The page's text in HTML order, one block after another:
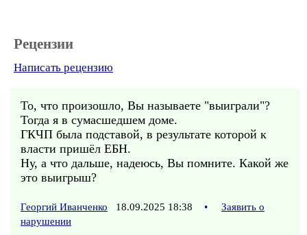
Рецензии
Написать рецензию
То, что произошло, Вы называете "выиграли"?
Тогда я в сумасшедшем доме.
ГКЧП была подставой, в результате которой к
власти пришёл ЕБН.
Ну, а что дальше, надеюсь, Вы помните. Какой же
это выигрыш?
Георгий Иванченко 18.09.2025 18:38 •
Заявить о
нарушении